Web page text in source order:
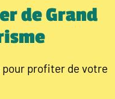
de Grand
pour profiter de votre